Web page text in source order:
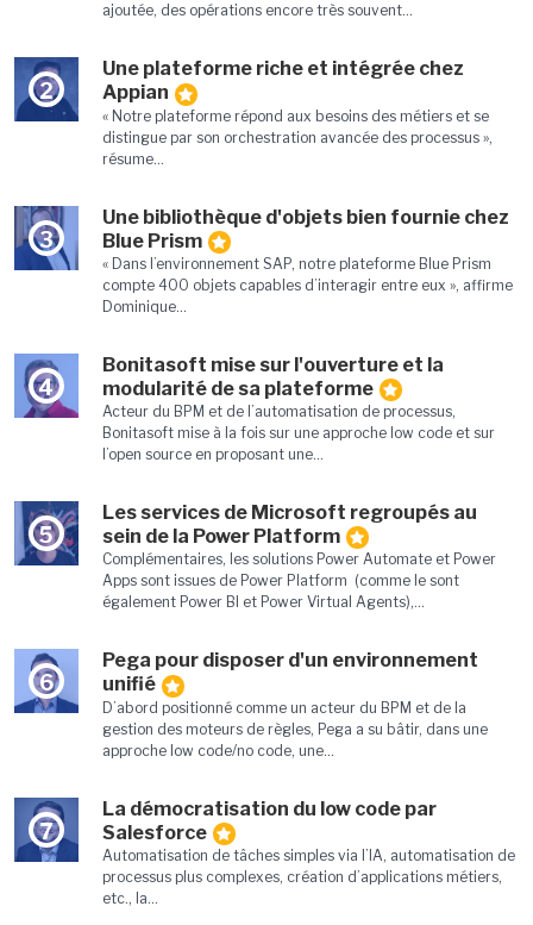
ajoutée, des opérations encore très souvent...
2
Une plateforme riche et intégrée chez
Appian
« Notre plateforme répond aux besoins des métiers et se
distingue par son orchestration avancée des processus »,
résume...
3
Une bibliothèque d'objets bien fournie chez
Blue Prism
« Dans l’environnement SAP, notre plateforme Blue Prism
compte 400 objets capables d’interagir entre eux », affirme
Dominique...
4
Bonitasoft mise sur l'ouverture et la
modularité de sa plateforme
Acteur du BPM et de l’automatisation de processus,
Bonitasoft mise à la fois sur une approche low code et sur
l’open source en proposant une...
5
Les services de Microsoft regroupés au
sein de la Power Platform
Complémentaires, les solutions Power Automate et Power
Apps sont issues de Power Platform (comme le sont
également Power BI et Power Virtual Agents),...
6
Pega pour disposer d'un environnement
unifié
D’abord positionné comme un acteur du BPM et de la
gestion des moteurs de règles, Pega a su bâtir, dans une
approche low code/no code, une...
7
La démocratisation du low code par
Salesforce
Automatisation de tâches simples via l’IA, automatisation de
processus plus complexes, création d’applications métiers,
etc., la...